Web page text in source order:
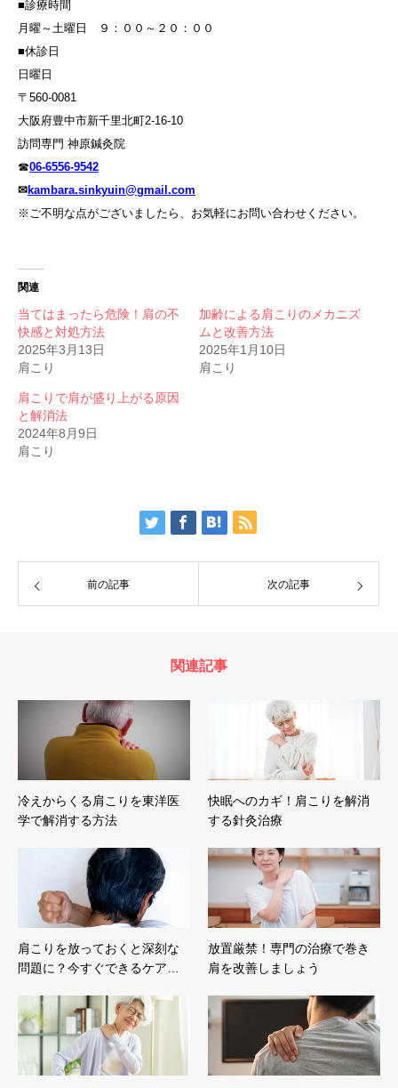
■診療時間
月曜～土曜日 ９：００～２０：００
■休診日
日曜日
〒560-0081
大阪府豊中市新千里北町2-16-10
訪問専門 神原鍼灸院
☎06-6556-9542
✉kambara.sinkyuin@gmail.com
※ご不明な点がございましたら、お気軽にお問い合わせください。
関連
当てはまったら危険！肩の不
快感と対処方法
2025年3月13日
肩こり
加齢による肩こりのメカニズ
ムと改善方法
2025年1月10日
肩こり
肩こりで肩が盛り上がる原因
と解消法
2024年8月9日
肩こり
前の記事 次の記事
関連記事
冷えからくる肩こりを東洋医
学で解消する方法
快眠へのカギ！肩こりを解消
する針灸治療
肩こりを放っておくと深刻な
問題に？今すぐできるケア…
放置厳禁！専門の治療で巻き
肩を改善しましょう